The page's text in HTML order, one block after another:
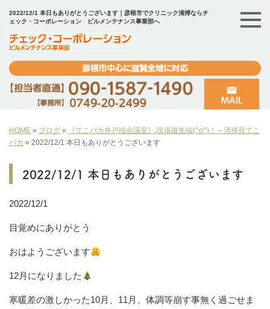
2022/12/1 本日もありがとうございます｜彦根市でクリニック清掃ならチ
ェック・コーポレーション ビルメンテナンス事業部へ
HOME » ブログ » 《てこパカ井戸端会議室》 ,現場最先端(^o^)！～清掃員てこ
パカ » 2022/12/1 本日もありがとうございます
2022/12/1 本日もありがとうございます
2022/12/1
目覚めにありがとう
おはようございます
12月になりました
寒暖差の激しかった10月、11月、体調等崩す事無く過ごせま